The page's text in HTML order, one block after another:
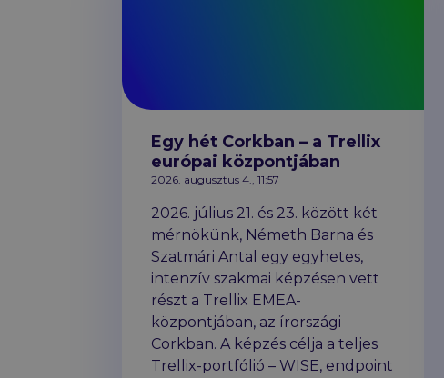
Egy hét Corkban – a Trellix
európai központjában
2026. augusztus 4., 11:57
2026. július 21. és 23. között két
mérnökünk, Németh Barna és
Szatmári Antal egy egyhetes,
intenzív szakmai képzésen vett
részt a Trellix EMEA-
központjában, az írországi
Corkban. A képzés célja a teljes
Trellix-portfólió – WISE, endpoint